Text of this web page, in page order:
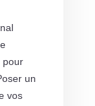
pour
un
vos